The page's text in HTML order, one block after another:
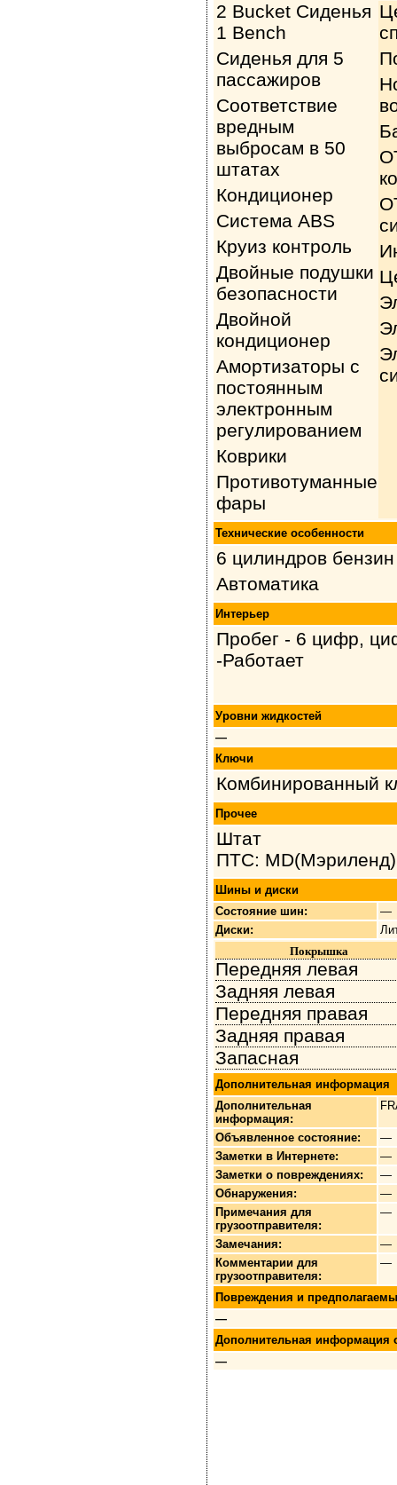
2 Bucket Сиденья
1 Bench
Сиденья для 5
пассажиров
Соответствие
вредным
выбросам в 50
штатах
Кондиционер
Система ABS
Круиз контроль
Двойные подушки
безопасности
Двойной
кондиционер
Амортизаторы с
постоянным
электронным
регулированием
Коврики
Противотуманные
фары
Технические особенности
6 цилиндров бензин
Автоматика
Интерьер
Пробег - 6 цифр,
-Работает
Уровни жидкостей
—
Ключи
Комбинированный
Прочее
Штат
ПТС: MD(Мэриленд)
Шины и диски
Состояние шин:
—
Диски:
Покрышка
Передняя левая
Задняя левая
Передняя правая
Задняя правая
Запасная
Дополнительная информация
Дополнительная
информация:
Объявленное состояние:
—
Заметки в Интернете:
—
Заметки о повреждениях:
—
Обнаружения:
—
Примечания для
грузоотправителя:
—
Замечания:
—
Комментарии для
грузоотправителя:
—
Повреждения и
—
Дополнительная информация
—